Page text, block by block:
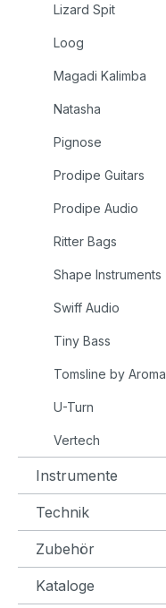
Lizard Spit
Loog
Magadi Kalimba
Natasha
Pignose
Prodipe Guitars
Prodipe Audio
Ritter Bags
Shape Instruments
Swiff Audio
Tiny Bass
Tomsline by Aroma
U-Turn
Vertech
Instrumente
Technik
Zubehör
Kataloge